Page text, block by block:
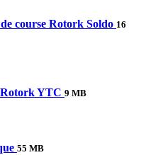
course Rotork Soldo 16
Rotork YTC 9 MB
55 MB